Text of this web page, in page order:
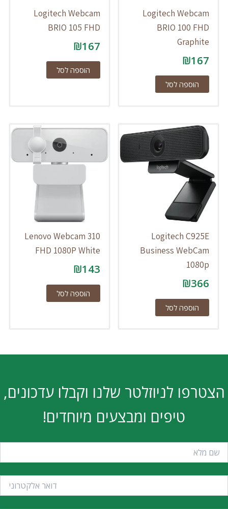
Logitech Webcam
BRIO 100 FHD
Graphite
₪167
הוספה לסל
Logitech Webcam
BRIO 105 FHD
₪167
הוספה לסל
Logitech C925E
Business WebCam
1080p
₪366
הוספה לסל
Lenovo Webcam 310
FHD 1080P White
₪143
הוספה לסל
הצטרפו לניוזלטר שלנו וקבלו עדכונים,
טיפים ומבצעים מיוחדים!